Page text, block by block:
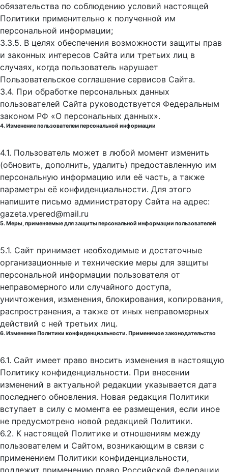
обязательства по соблюдению условий настоящей
Политики применительно к полученной им
персональной информации;
3.3.5. В целях обеспечения возможности защиты прав
и законных интересов Сайта или третьих лиц в
случаях, когда пользователь нарушает
Пользовательское соглашение сервисов Сайта.
3.4. При обработке персональных данных
пользователей Сайта руководствуется Федеральным
законом РФ «О персональных данных».
4. Изменение пользователем персональной информации
4.1. Пользователь может в любой момент изменить
(обновить, дополнить, удалить) предоставленную им
персональную информацию или её часть, а также
параметры её конфиденциальности. Для этого
напишите письмо администратору Сайта на адрес:
gazeta.vpered@mail.ru
5. Меры, применяемые для защиты персональной информации пользователей
5.1. Сайт принимает необходимые и достаточные
организационные и технические меры для защиты
персональной информации пользователя от
неправомерного или случайного доступа,
уничтожения, изменения, блокирования, копирования,
распространения, а также от иных неправомерных
действий с ней третьих лиц.
6. Изменение Политики конфиденциальности. Применимое законодательство
6.1. Сайт имеет право вносить изменения в настоящую
Политику конфиденциальности. При внесении
изменений в актуальной редакции указывается дата
последнего обновления. Новая редакция Политики
вступает в силу с момента ее размещения, если иное
не предусмотрено новой редакцией Политики.
6.2. К настоящей Политике и отношениям между
пользователем и Сайтом, возникающим в связи с
применением Политики конфиденциальности,